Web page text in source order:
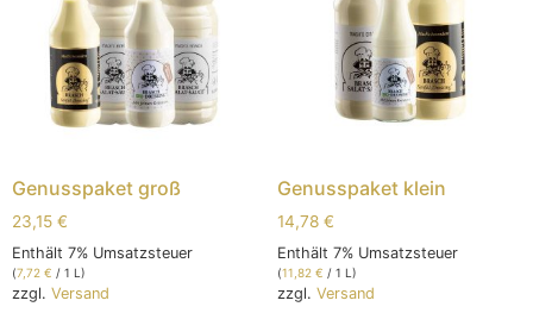
Genusspaket groß
23,15 €
Enthält 7% Umsatzsteuer
(7,72 € / 1 L)
zzgl. Versand
Genusspaket klein
14,78 €
Enthält 7% Umsatzsteuer
(11,82 € / 1 L)
zzgl. Versand